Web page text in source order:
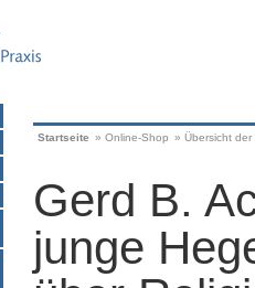
Startseite » Online-Shop » Übersicht
Gerd B.
junge